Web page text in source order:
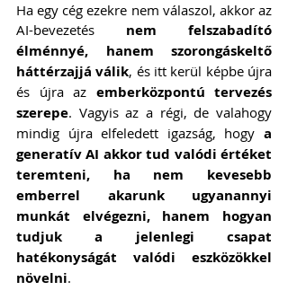
Ha egy cég ezekre nem válaszol, akkor az
AI-bevezetés nem felszabadító
élménnyé, hanem szorongáskeltő
háttérzajjá válik, és itt kerül képbe újra
és újra az emberközpontú tervezés
szerepe. Vagyis az a régi, de valahogy
mindig újra elfeledett igazság, hogy a
generatív AI akkor tud valódi értéket
teremteni, ha nem kevesebb
emberrel akarunk ugyanannyi
munkát elvégezni, hanem hogyan
tudjuk a jelenlegi csapat
hatékonyságát valódi eszközökkel
növelni.